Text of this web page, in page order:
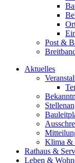
Post &
Aktuelles
Klima &
Rathaus &
Leben &